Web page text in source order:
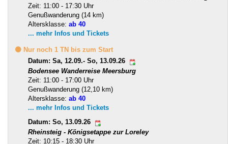
Zeit: 11:00 - 17:30 Uhr
Genußwanderung (14 km)
Altersklasse: ab 40
... mehr Infos und Tickets
🟡 Nur noch 1 TN bis zum Start
Datum: Sa, 12.09.- So, 13.09.26
Bodensee Wanderreise Meersburg
Zeit: 11:00 - 17:00 Uhr
Genußwanderung (12,10 km)
Altersklasse: ab 40
... mehr Infos und Tickets
Datum: So, 13.09.26
Rheinsteig - Königsetappe zur Loreley
Zeit: 10:15 - 18:30 Uhr